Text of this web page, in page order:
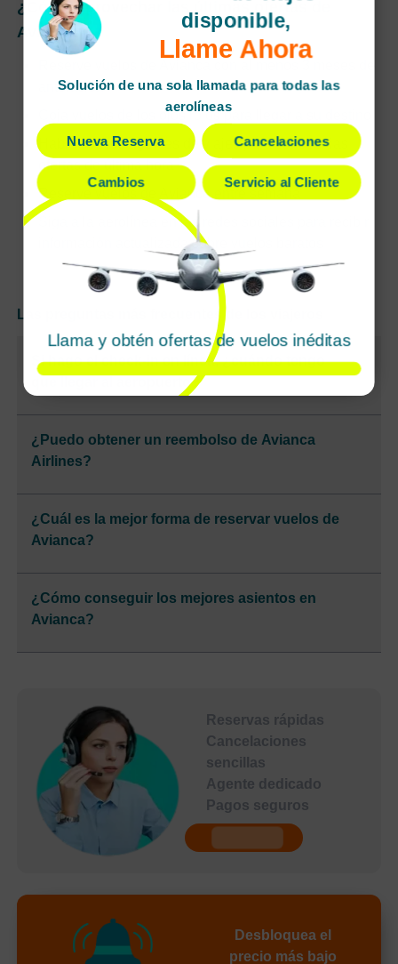
¿Cómo aprovechar las últimas ofertas de
Avianca?
antelación
Coja vuelos de los ojos rojos para llegar a su destino
Hable con los agentes de viajes para conocer las
ofertas de última hora
Reserve vuelos de Avianca entre semana
Siga a la aerolínea en las redes sociales para recibir
información actualizada sobre vuelos baratos
Las preguntas más frecuentes de los viajeros
Si hago el check-in en línea, ¿cuándo tengo
que llegar al aeropuerto?
¿Puedo obtener un reembolso de Avianca
Airlines?
¿Cuál es la mejor forma de reservar vuelos de
Avianca?
¿Cómo conseguir los mejores asientos en
Avianca?
Reservas rápidas
Cancelaciones
sencillas
Agente dedicado
Pagos seguros
Desbloquea el
precio más bajo
disponible,
Llame Ahora
Solución de una sola llamada para todas las
aerolíneas
Nueva Reserva Cancelaciones
Cambios Servicio al Cliente
Llama y obtén ofertas de vuelos inéditas